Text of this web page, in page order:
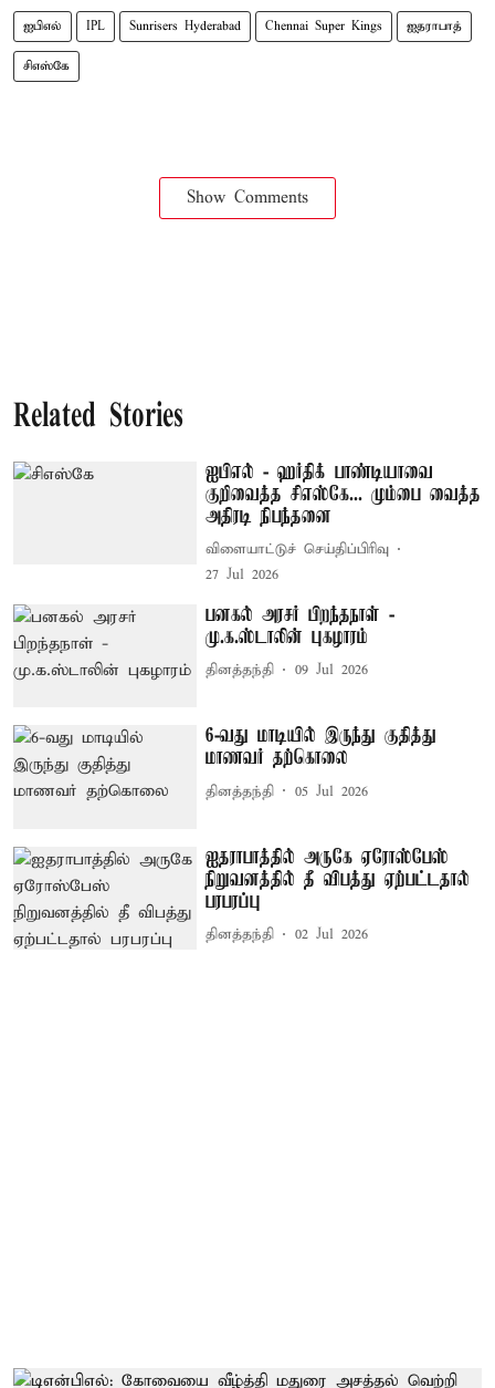
ஐபிஎல் IPL Sunrisers Hyderabad Chennai Super Kings ஐதராபாத்
சிஎஸ்கே
Show Comments
Related Stories
ஐபிஎல் - ஹர்திக் பாண்டியாவை
குறிவைத்த சிஎஸ்கே... மும்பை வைத்த
அதிரடி நிபந்தனை
விளையாட்டுச் செய்திப்பிரிவு
27 Jul 2026
பனகல் அரசர் பிறந்தநாள் -
மு.க.ஸ்டாலின் புகழாரம்
தினத்தந்தி 09 Jul 2026
6-வது மாடியில் இருந்து குதித்து
மாணவர் தற்கொலை
தினத்தந்தி 05 Jul 2026
ஐதராபாத்தில் அருகே ஏரோஸ்பேஸ்
நிறுவனத்தில் தீ விபத்து ஏற்பட்டதால்
பரபரப்பு
தினத்தந்தி 02 Jul 2026